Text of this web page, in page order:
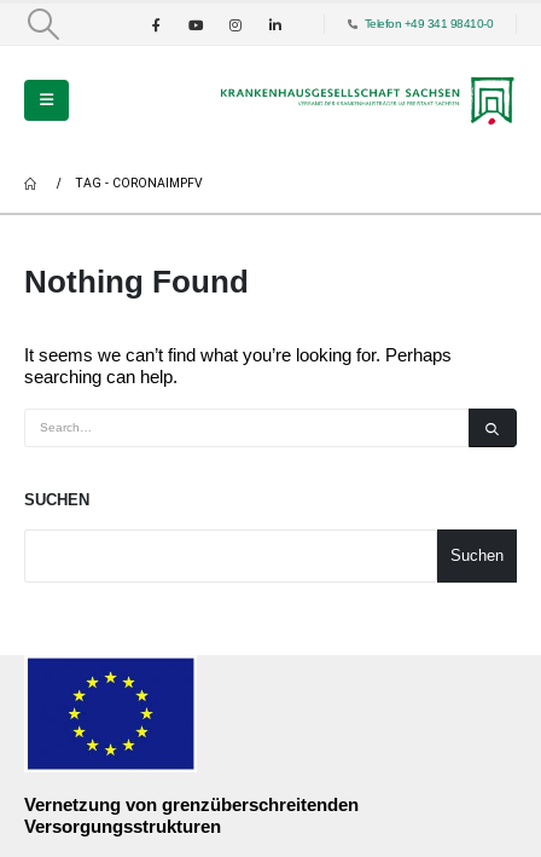
Telefon +49 341 98410-0
TAG - CORONAIMPFV
Nothing Found
It seems we can’t find what you’re looking for. Perhaps
searching can help.
SUCHEN
Suchen
Vernetzung von grenzüberschreitenden
Versorgungsstrukturen